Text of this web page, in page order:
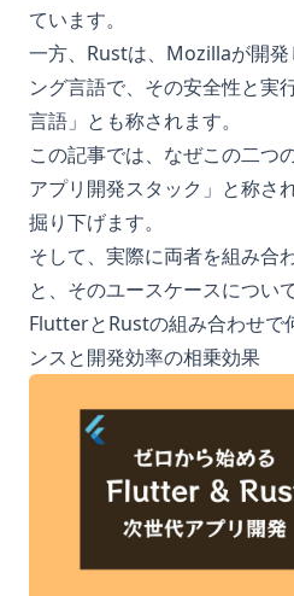
ています。
一方、Rustは、Mozillaが開発
ング言語で、その安全性と実
言語」とも称されます。
この記事では、なぜこの二つ
アプリ開発スタック」と称さ
掘り下げます。
そして、実際に両者を組み合
と、そのユースケースについ
FlutterとRustの組み合わせで
ンスと開発効率の相乗効果